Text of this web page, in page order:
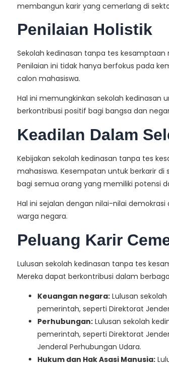
membangun karir yang cemerlang di
Penilaian Holistik
Sekolah kedinasan tanpa tes
Penilaian ini tidak hanya berfokus pada
calon mahasiswa.
Hal ini memungkinkan sekolah
berkontribusi positif bagi bangsa dan
Keadilan Dalam
Kebijakan sekolah kedinasan tanpa tes
mahasiswa. Kesempatan untuk berkarir
bagi semua orang yang memiliki potensi
Hal ini sejalan dengan nilai-nilai
warga negara.
Peluang Karir
Lulusan sekolah kedinasan tanpa tes
Mereka dapat berkontribusi dalam
Keuangan negara: Lulusan
pemerintah, seperti Direktorat
Perhubungan: Lulusan sekolah
pemerintah, seperti Direktorat
Jenderal Perhubungan Udara.
Hukum dan Hak Asasi Manusia: